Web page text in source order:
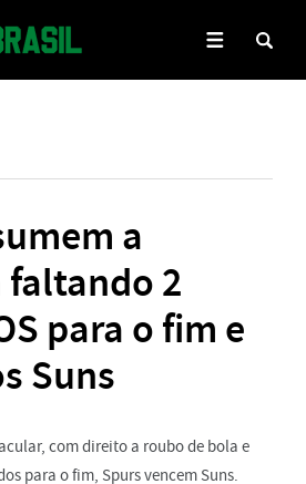
a
2
para o fim e
Suns
com direito a roubo de bola e
para o fim, Spurs vencem Suns.